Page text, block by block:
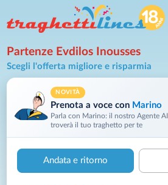
Partenze Evdilos Inousses
Scegli l'offerta migliore e risparmia
NOVITÀ
Prenota a voce con Marino
Parla con Marino: il nostro Agente AI
troverà il tuo traghetto per te
Andata e ritorno